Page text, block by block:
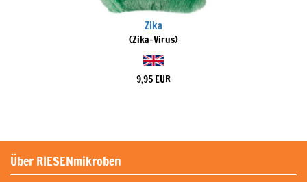
Zika
(Zika-Virus)
9,95 EUR
Über RIESENmikroben